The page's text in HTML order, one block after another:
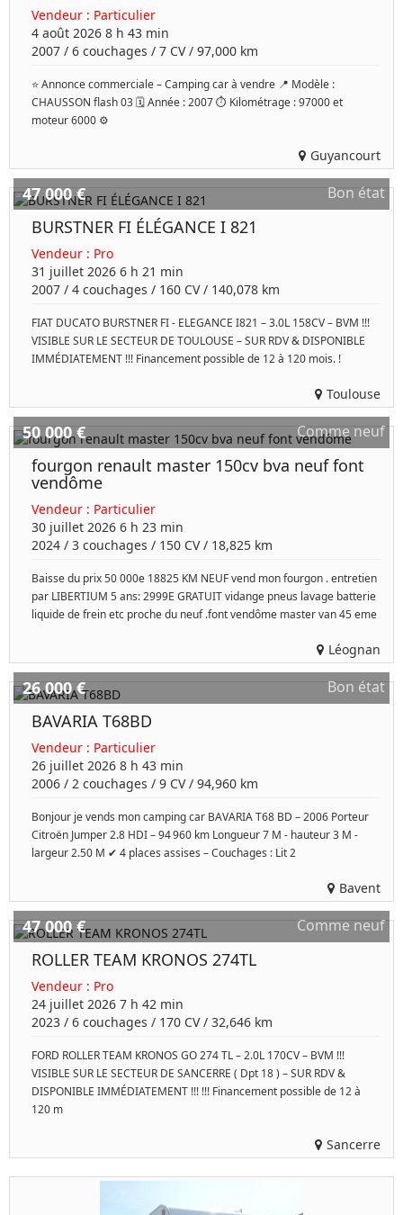
Vendeur : Particulier
4 août 2026 8 h 43 min
2007 / 6 couchages / 7 CV / 97,000 km
⭐ Annonce commerciale – Camping car à vendre 📍 Modèle :
CHAUSSON flash 03 🗓️ Année : 2007 ⏱️ Kilométrage : 97000 et
moteur 6000 ⚙️
Guyancourt
47 000 € Bon état
BURSTNER FI ÉLÉGANCE I 821
Vendeur : Pro
31 juillet 2026 6 h 21 min
2007 / 4 couchages / 160 CV / 140,078 km
FIAT DUCATO BURSTNER FI - ELEGANCE I821 – 3.0L 158CV – BVM !!!
VISIBLE SUR LE SECTEUR DE TOULOUSE – SUR RDV & DISPONIBLE
IMMÉDIATEMENT !!! Financement possible de 12 à 120 mois. !
Toulouse
50 000 € Comme neuf
fourgon renault master 150cv bva neuf font
vendôme
Vendeur : Particulier
30 juillet 2026 6 h 23 min
2024 / 3 couchages / 150 CV / 18,825 km
Baisse du prix 50 000e 18825 KM NEUF vend mon fourgon . entretien
par LIBERTIUM 5 ans: 2999E GRATUIT vidange pneus lavage batterie
liquide de frein etc proche du neuf .font vendôme master van 45 eme
Léognan
26 000 € Bon état
BAVARIA T68BD
Vendeur : Particulier
26 juillet 2026 8 h 43 min
2006 / 2 couchages / 9 CV / 94,960 km
Bonjour je vends mon camping car BAVARIA T68 BD – 2006 Porteur
Citroën Jumper 2.8 HDI – 94 960 km Longueur 7 M - hauteur 3 M -
largeur 2.50 M ✔ 4 places assises – Couchages : Lit 2
Bavent
47 000 € Comme neuf
ROLLER TEAM KRONOS 274TL
Vendeur : Pro
24 juillet 2026 7 h 42 min
2023 / 6 couchages / 170 CV / 32,646 km
FORD ROLLER TEAM KRONOS GO 274 TL – 2.0L 170CV – BVM !!!
VISIBLE SUR LE SECTEUR DE SANCERRE ( Dpt 18 ) – SUR RDV &
DISPONIBLE IMMÉDIATEMENT !!! !!! Financement possible de 12 à
120 m
Sancerre